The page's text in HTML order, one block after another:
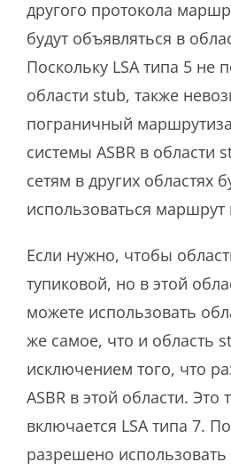
другого протокола
будут объявляться в
Поскольку LSA типа 5 не
области stub, также
пограничный
системы ASBR в области
сетям в других областях
использоваться
Если нужно, чтобы
тупиковой, но в этой
можете использовать
же самое, что и область
исключением того, что
ASBR в этой области. Это
включается LSA типа 7.
разрешено использовать